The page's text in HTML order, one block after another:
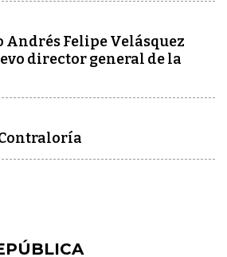
Andrés Felipe Velásquez
director general de la